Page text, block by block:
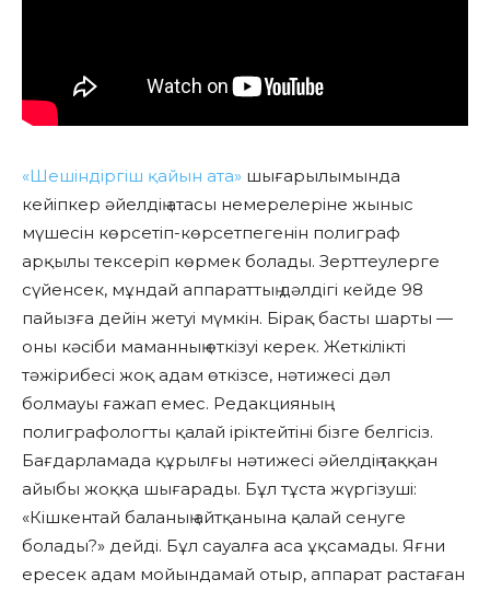
«Шешіндіргіш қайын ата» шығарылымында
кейіпкер әйелдің атасы немерелеріне жыныс
мүшесін көрсетіп-көрсетпегенін полиграф
арқылы тексеріп көрмек болады. Зерттеулерге
сүйенсек, мұндай аппараттың дәлдігі кейде 98
пайызға дейін жетуі мүмкін. Бірақ басты шарты —
оны кәсіби маманның өткізуі керек. Жеткілікті
тәжірибесі жоқ адам өткізсе, нәтижесі дәл
болмауы ғажап емес. Редакцияның
полиграфологты қалай іріктейтіні бізге белгісіз.
Бағдарламада құрылғы нәтижесі әйелдің таққан
айыбы жоққа шығарады. Бұл тұста жүргізуші:
«Кішкентай баланың айтқанына қалай сенуге
болады?» дейді. Бұл сауалға аса ұқсамады. Яғни
ересек адам мойындамай отыр, аппарат растаған